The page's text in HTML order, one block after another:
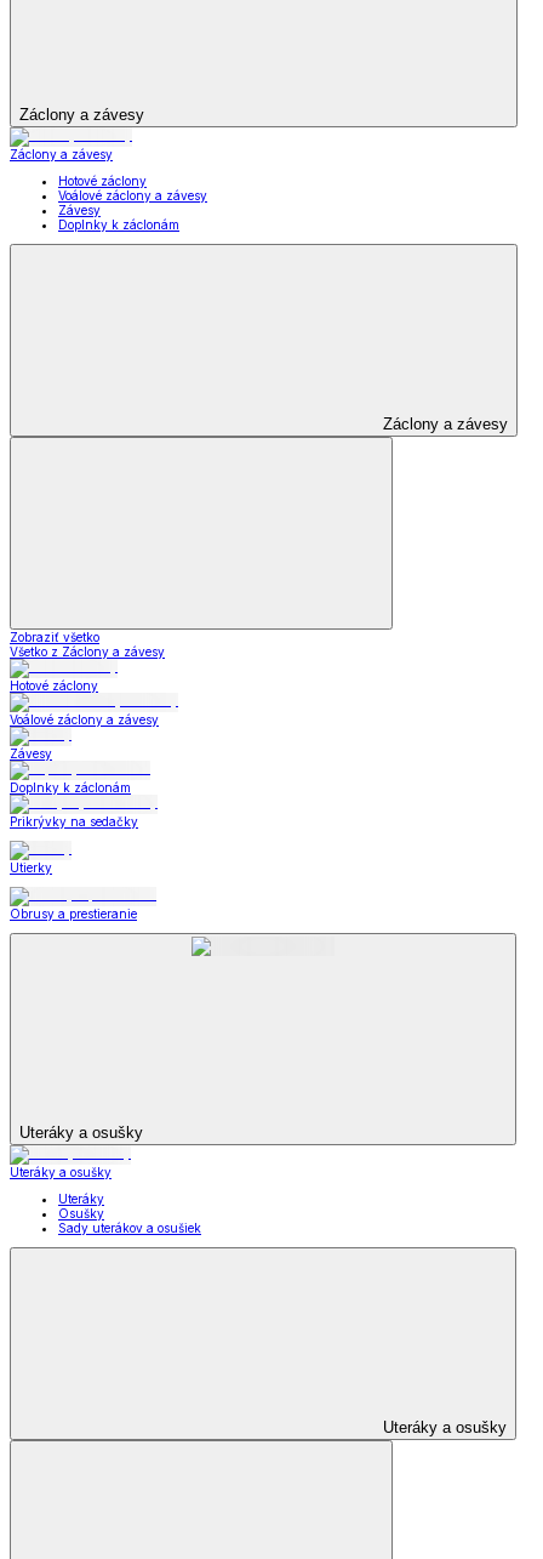
Záclony a závesy
Záclony a závesy
Hotové záclony
Voálové záclony a závesy
Závesy
Doplnky k záclonám
Záclony a závesy
Zobraziť všetko
Všetko z Záclony a závesy
Hotové záclony
Voálové záclony a závesy
Závesy
Doplnky k záclonám
Prikrývky na sedačky
Utierky
Obrusy a prestieranie
Uteráky a osušky
Uteráky a osušky
Uteráky
Osušky
Sady uterákov a osušiek
Uteráky a osušky